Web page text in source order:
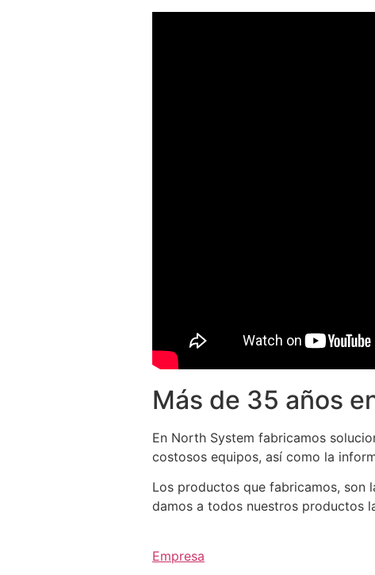
Más de 35 años
En North System fabricamos
costosos equipos, así como la
Los productos que fabricamos, son
damos a todos nuestros productos
Empresa